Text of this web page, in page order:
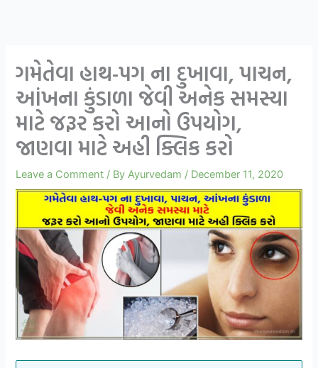
ગમેતેવા હાથ-પગ ના દુખાવા, પાચન,
આંખના કુંડાળા જેવી અનેક સમસ્યા
માટે જરૂર કરો આનો ઉપયોગ,
જાણવા માટે અહી ક્લિક કરો
Leave a Comment / ByAyurvedam / December 11, 2020